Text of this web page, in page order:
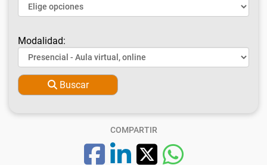
Modalidad:
Buscar
COMPARTIR